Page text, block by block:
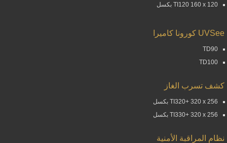
TI120 160 x 120 بكسل
UVSee كورونا كاميرا
TD90
TD100
كشف تسرب الغاز
TI320+ 320 x 256 بكسل
TI330+ 320 x 256 بكسل
نظام المراقبة الأمنية